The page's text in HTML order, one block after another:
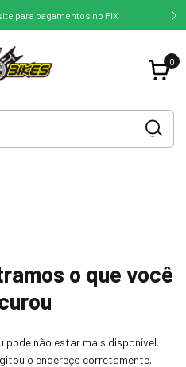
para pagamentos no PIX
0
o que você
pode não estar mais disponível.
o endereço corretamente.